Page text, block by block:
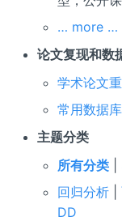
… more …
论文复现和数
学术论文
常用数据库
主题分类
所有分类
回归分析 |
DD